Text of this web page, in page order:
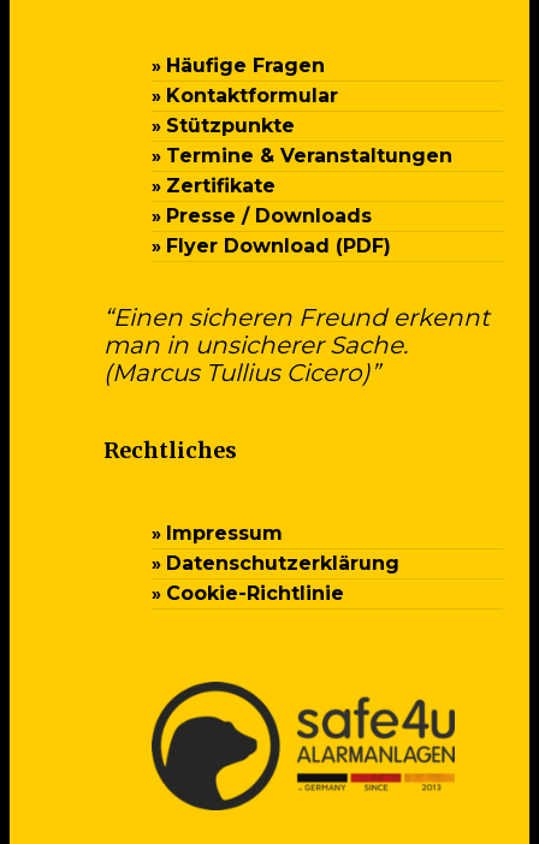
Häufige Fragen
Kontaktformular
Stützpunkte
Termine & Veranstaltungen
Zertifikate
Presse / Downloads
Flyer Download (PDF)
“Einen sicheren Freund erkennt
man in unsicherer Sache.
(Marcus Tullius Cicero)”
Rechtliches
Impressum
Datenschutzerklärung
Cookie-Richtlinie